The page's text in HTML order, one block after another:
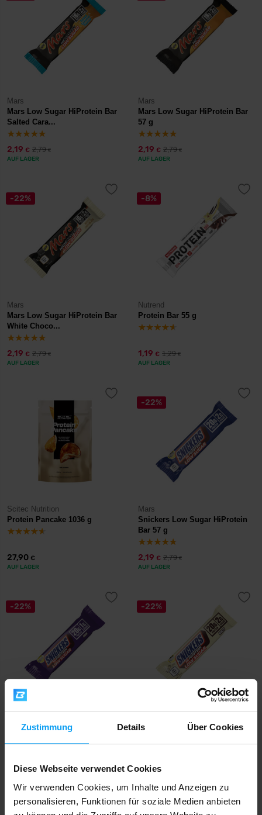
Zustimmung Details Über Cookies
Diese Webseite verwendet Cookies
Wir verwenden Cookies, um Inhalte und Anzeigen zu
personalisieren, Funktionen für soziale Medien anbieten
Mars
Mars Low Sugar HiProtein Bar
Salted Cara...
2,19 € 2,79€
AUF LAGER
Mars
Mars Low Sugar HiProtein Bar
57 g
2,19 € 2,79€
AUF LAGER
-22%
Mars
Mars Low Sugar HiProtein Bar
White Choco...
2,19 € 2,79€
AUF LAGER
-8%
Nutrend
Protein Bar 55 g
1,19 € 1,29€
AUF LAGER
Scitec Nutrition
Protein Pancake 1036 g
27,90 €
AUF LAGER
-22%
Mars
Snickers Low Sugar HiProtein
Bar 57 g
2,19 € 2,79€
AUF LAGER
-22%
Mars
Snickers Dark Low Sugar
HiProtein Bar 57...
AUF LAGER
-22%
Mars
Snickers White Low Sugar
AUF LAGER
-22%